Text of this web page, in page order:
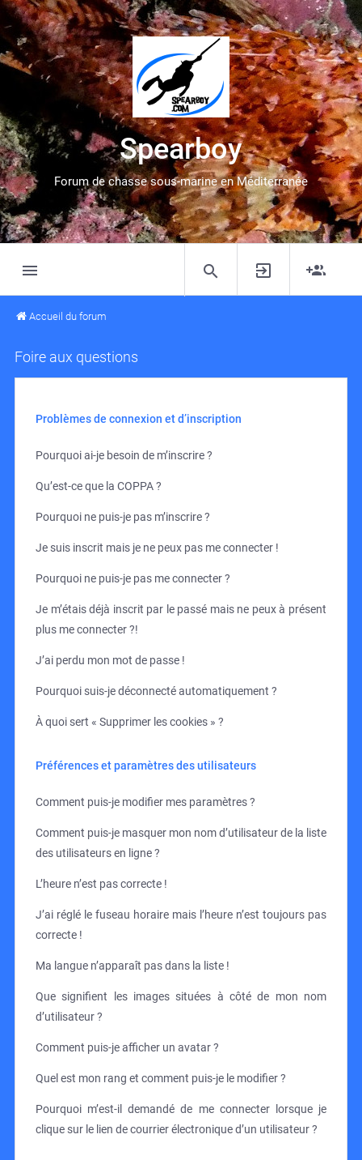
Spearboy
Forum de chasse sous-marine en Méditerranée
Accueil du forum
Foire aux questions
Problèmes de connexion et d’inscription
Pourquoi ai-je besoin de m’inscrire ?
Qu’est-ce que la COPPA ?
Pourquoi ne puis-je pas m’inscrire ?
Je suis inscrit mais je ne peux pas me connecter !
Pourquoi ne puis-je pas me connecter ?
Je m’étais déjà inscrit par le passé mais ne peux à présent
plus me connecter ?!
J’ai perdu mon mot de passe !
Pourquoi suis-je déconnecté automatiquement ?
À quoi sert « Supprimer les cookies » ?
Préférences et paramètres des utilisateurs
Comment puis-je modifier mes paramètres ?
Comment puis-je masquer mon nom d’utilisateur de la liste
des utilisateurs en ligne ?
L’heure n’est pas correcte !
J’ai réglé le fuseau horaire mais l’heure n’est toujours pas
correcte !
Ma langue n’apparaît pas dans la liste !
Que signifient les images situées à côté de mon nom
d’utilisateur ?
Comment puis-je afficher un avatar ?
Quel est mon rang et comment puis-je le modifier ?
Pourquoi m’est-il demandé de me connecter lorsque je
clique sur le lien de courrier électronique d’un utilisateur ?